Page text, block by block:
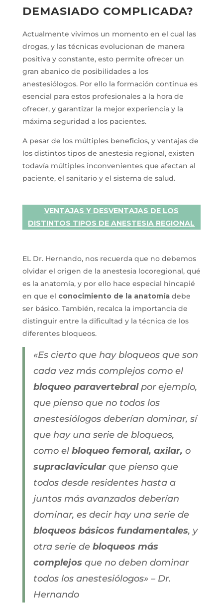
DEMASIADO COMPLICADA?
Actualmente vivimos un momento en el cual las
drogas, y las técnicas evolucionan de manera
positiva y constante, esto permite ofrecer un
gran abanico de posibilidades a los
anestesiólogos. Por ello la formación continua es
esencial para estos profesionales a la hora de
ofrecer, y garantizar la mejor experiencia y la
máxima seguridad a los pacientes.
A pesar de los múltiples beneficios, y ventajas de
los distintos tipos de anestesia regional, existen
todavía múltiples inconvenientes que afectan al
paciente, el sanitario y el sistema de salud.
VENTAJAS Y DESVENTAJAS DE LOS
DISTINTOS TIPOS DE ANESTESIA REGIONAL
EL Dr. Hernando, nos recuerda que no debemos
olvidar el origen de la anestesia locoregional, qué
es la anatomía, y por ello hace especial hincapié
en que el conocimiento de la anatomíadebe
ser básico. También, recalca la importancia de
distinguir entre la dificultad y la técnica de los
diferentes bloqueos.
«Es cierto que hay bloqueos que son
cada vez más complejos como el
bloqueo paravertebralpor ejemplo,
que pienso que no todos los
anestesiólogos deberían dominar, sí
que hay una serie de bloqueos,
como elbloqueo femoral, axilar,o
supraclavicularque pienso que
todos desde residentes hasta a
juntos más avanzados deberían
dominar, es decir hay una serie de
bloqueos básicos fundamentales, y
otra serie debloqueos más
complejosque no deben dominar
todos los anestesiólogos» – Dr.
Hernando